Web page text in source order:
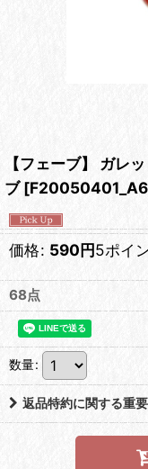
【フェーブ】 ガレ
ブ [
価格: 590円5ポイ
68点
数量:
返品特約に関する重